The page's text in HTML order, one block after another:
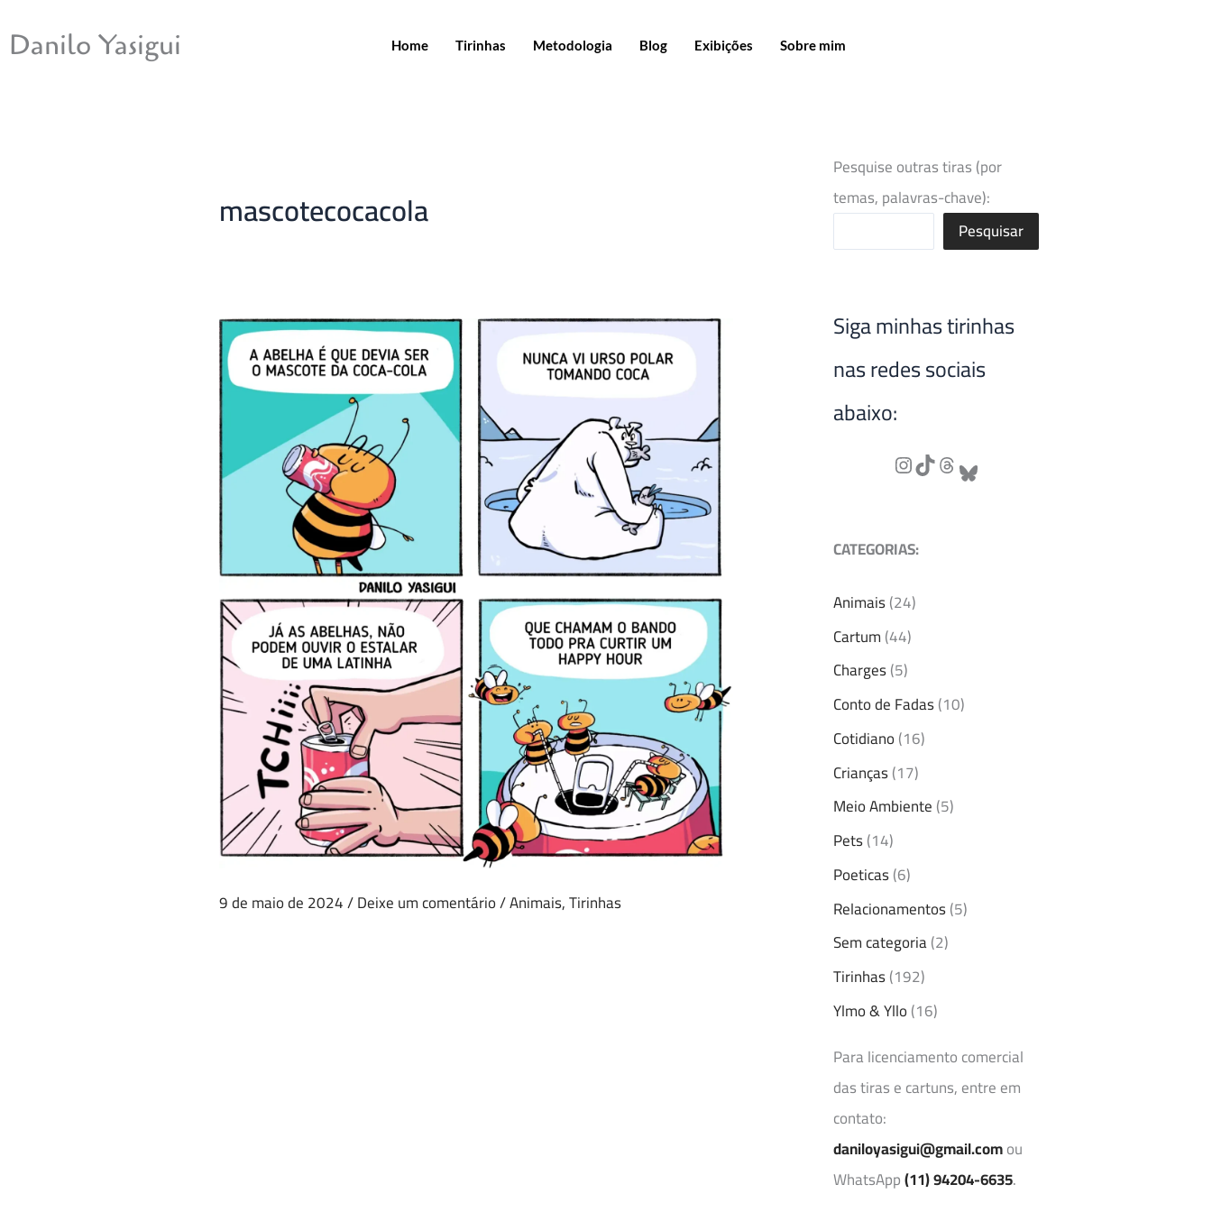
para
Danilo Yasigui Home Tirinhas Metodologia Blog Exibições Sobre mim
mascotecocacola
9 de maio de 2024/Deixe um comentário/Animais,Tirinhas
Pesquise outras tiras (por
temas, palavras-chave):
Pesquisar
Siga minhas tirinhas
nas redes sociais
abaixo:
CATEGORIAS:
Animais(24)
Cartum(44)
Charges(5)
Conto de Fadas(10)
Cotidiano(16)
Crianças(17)
Meio Ambiente(5)
Pets(14)
Poeticas(6)
Relacionamentos(5)
Sem categoria(2)
Tirinhas(192)
Ylmo & Yllo(16)
Para licenciamento comercial
das tiras e cartuns, entre em
contato:
daniloyasigui@gmail.comou
WhatsApp(11) 94204-6635.